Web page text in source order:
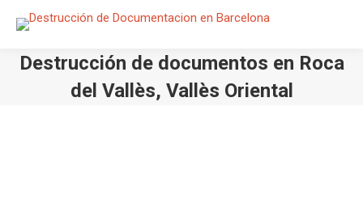
Destrucción de documentos en Roca
del Vallès, Vallès Oriental